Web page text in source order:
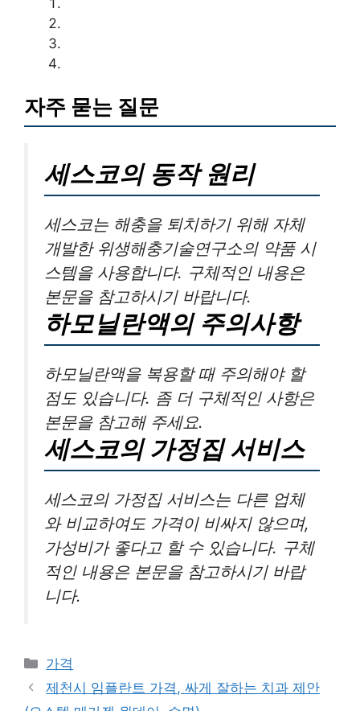
자주 묻는 질문
세스코의 동작 원리
세스코는 해충을 퇴치하기 위해 자체
개발한 위생해충기술연구소의 약품 시
스템을 사용합니다. 구체적인 내용은
본문을 참고하시기 바랍니다.
하모닐란액의 주의사항
하모닐란액을 복용할 때 주의해야 할
점도 있습니다. 좀 더 구체적인 사항은
본문을 참고해 주세요.
세스코의 가정집 서비스
세스코의 가정집 서비스는 다른 업체
와 비교하여도 가격이 비싸지 않으며,
가성비가 좋다고 할 수 있습니다. 구체
적인 내용은 본문을 참고하시기 바랍
니다.
카
테
고
가격
제천시 임플란트 가격, 싸게 잘하는 치과 제안